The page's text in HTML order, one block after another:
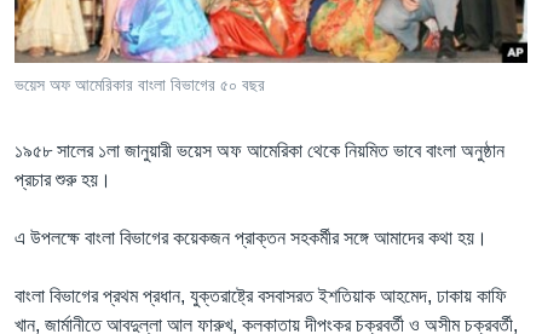
Learning English
ভয়েস অফ আমেরিকার বাংলা বিভাগের ৫০ বছর
১৯৫৮ সালের ১লা জানুয়ারী ভয়েস অফ আমেরিকা থেকে নিয়মিত ভাবে বাংলা অনুষ্ঠান
প্রচার শুরু হয়।
এ উপলক্ষে বাংলা বিভাগের কয়েকজন প্রাক্তন সহকর্মীর সঙ্গে আমাদের কথা হয়।
বাংলা বিভাগের প্রথম প্রধান, যুক্তরাষ্ট্রে বসবাসরত ইশতিয়াক আহমেদ, ঢাকায় কাফি
খান, জার্মানীতে আবদুল্লা আল ফারুখ, কলকাতায় দীপংকর চক্রবর্তী ও অসীম চক্রবর্তী,